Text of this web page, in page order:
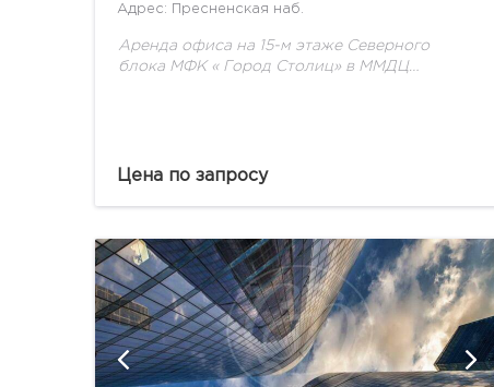
Адрес: Пресненская наб.
Аренда офиса на 15-м этаже Северного
блока МФК « Город Столиц» в ММДЦ
Цена по запросу